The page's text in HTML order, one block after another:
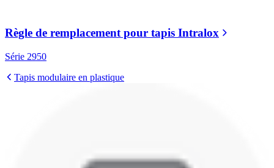
Règle de remplacement pour tapis Intralox
Série 2950
Tapis modulaire en plastique